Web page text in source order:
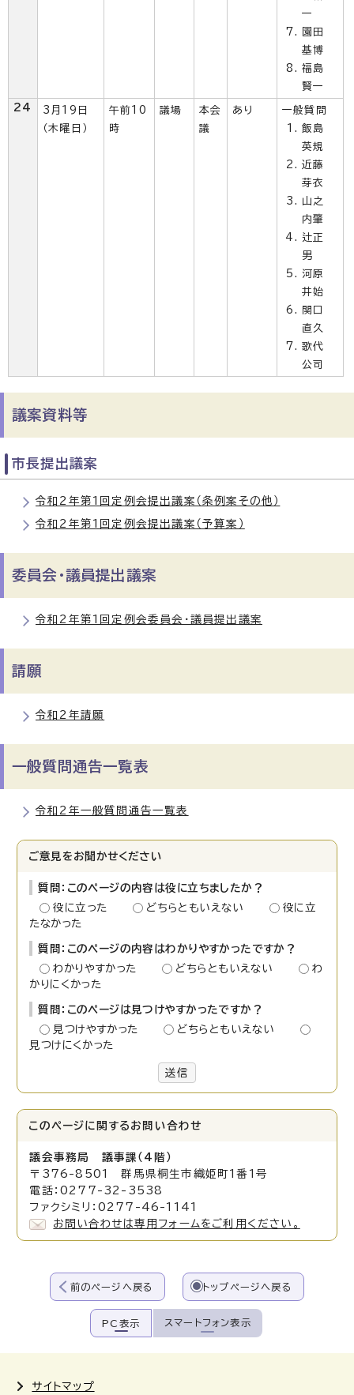
一
園田
基博
福島
賢一
24
3月19日
（木曜日）
午前10
時
議場
本会
議
あり
一般質問
飯島
英規
近藤
芽衣
山之
内肇
辻正
男
河原
井始
関口
直久
歌代
公司
議案資料等
市長提出議案
令和2年第1回定例会提出議案（条例案その他）
令和2年第1回定例会提出議案（予算案）
委員会・議員提出議案
令和2年第1回定例会委員会・議員提出議案
請願
令和2年請願
一般質問通告一覧表
令和2年一般質問通告一覧表
ご意見をお聞かせください
質問：このページの内容は役に立ちましたか？
役に立った
どちらともいえない
役に立
たなかった
質問：このページの内容はわかりやすかったですか？
わかりやすかった
どちらともいえない
わ
かりにくかった
質問：このページは見つけやすかったですか？
見つけやすかった
どちらともいえない
見つけにくかった
送信
このページに関する お問い合わせ
議会事務局 議事課（4階）
〒376-8501 群馬県桐生市織姫町1番1号
電話：0277-32-3538
ファクシミリ：0277-46-1141
お問い合わせは専用フォームをご利用ください。
前のページへ戻る トップページへ戻る
PC表示 スマートフォン表示
サイトマップ